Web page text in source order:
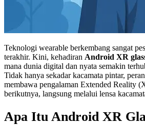
Teknologi wearable berkembang sangat
terakhir. Kini, kehadiran Android XR
mana dunia digital dan nyata semakin
Tidak hanya sekadar kacamata pintar,
membawa pengalaman Extended Reality
berikutnya, langsung melalui lensa
Apa Itu Android XR